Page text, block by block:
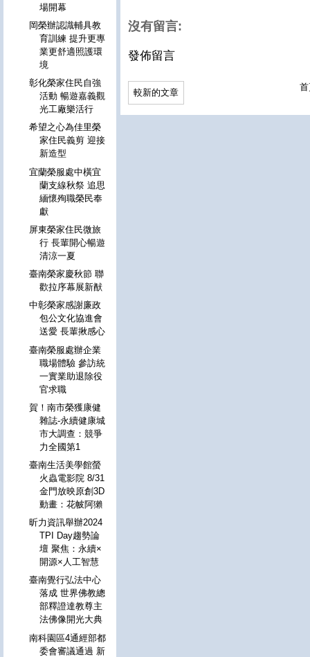
沒有留言:
發佈留言
較新的文章
場開幕
岡榮辦認識輔具教
育訓練 提升更專
業更舒適照護環
境
彰化榮家住民自強
活動 暢遊嘉義觀
光工廠樂活行
希望之心為佳里榮
家住民義剪 迎接
新造型
宜蘭榮服處中橫宜
蘭支線秋祭 追思
緬懷殉職榮民奉
獻
屏東榮家住民微旅
行 長輩開心暢遊
清涼一夏
臺南榮家慶秋節 聯
歡拉序幕展新猷
中彰榮家感謝廉政
包公文化協進會
送愛 長輩揪感心
臺南榮服處辦企業
職場體驗 參訪統
一實業助退除役
官求職
賀！南市榮獲康健
雜誌-永續健康城
市大調查：競爭
力全國第1
臺南生活美學館螢
火蟲電影院 8/31
金門放映原創3D
動畫：花帔阿獺
昕力資訊舉辦2024
TPI Day趨勢論
壇 聚焦：永續×
開源×人工智慧
臺南覺行弘法中心
落成 世界佛教總
部釋證達教尊主
法佛像開光大典
南科園區4通經部都
委會審議通過 新